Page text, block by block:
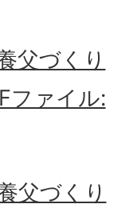
父づくり
ファイル:
父づくり